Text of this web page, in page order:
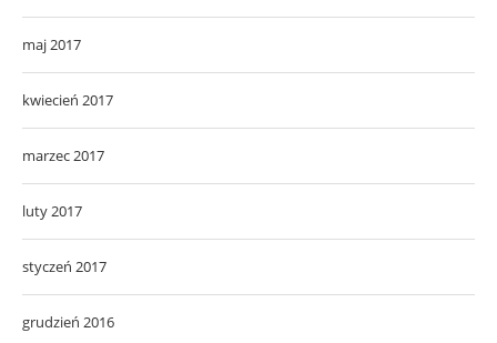
maj 2017
kwiecień 2017
marzec 2017
luty 2017
styczeń 2017
grudzień 2016